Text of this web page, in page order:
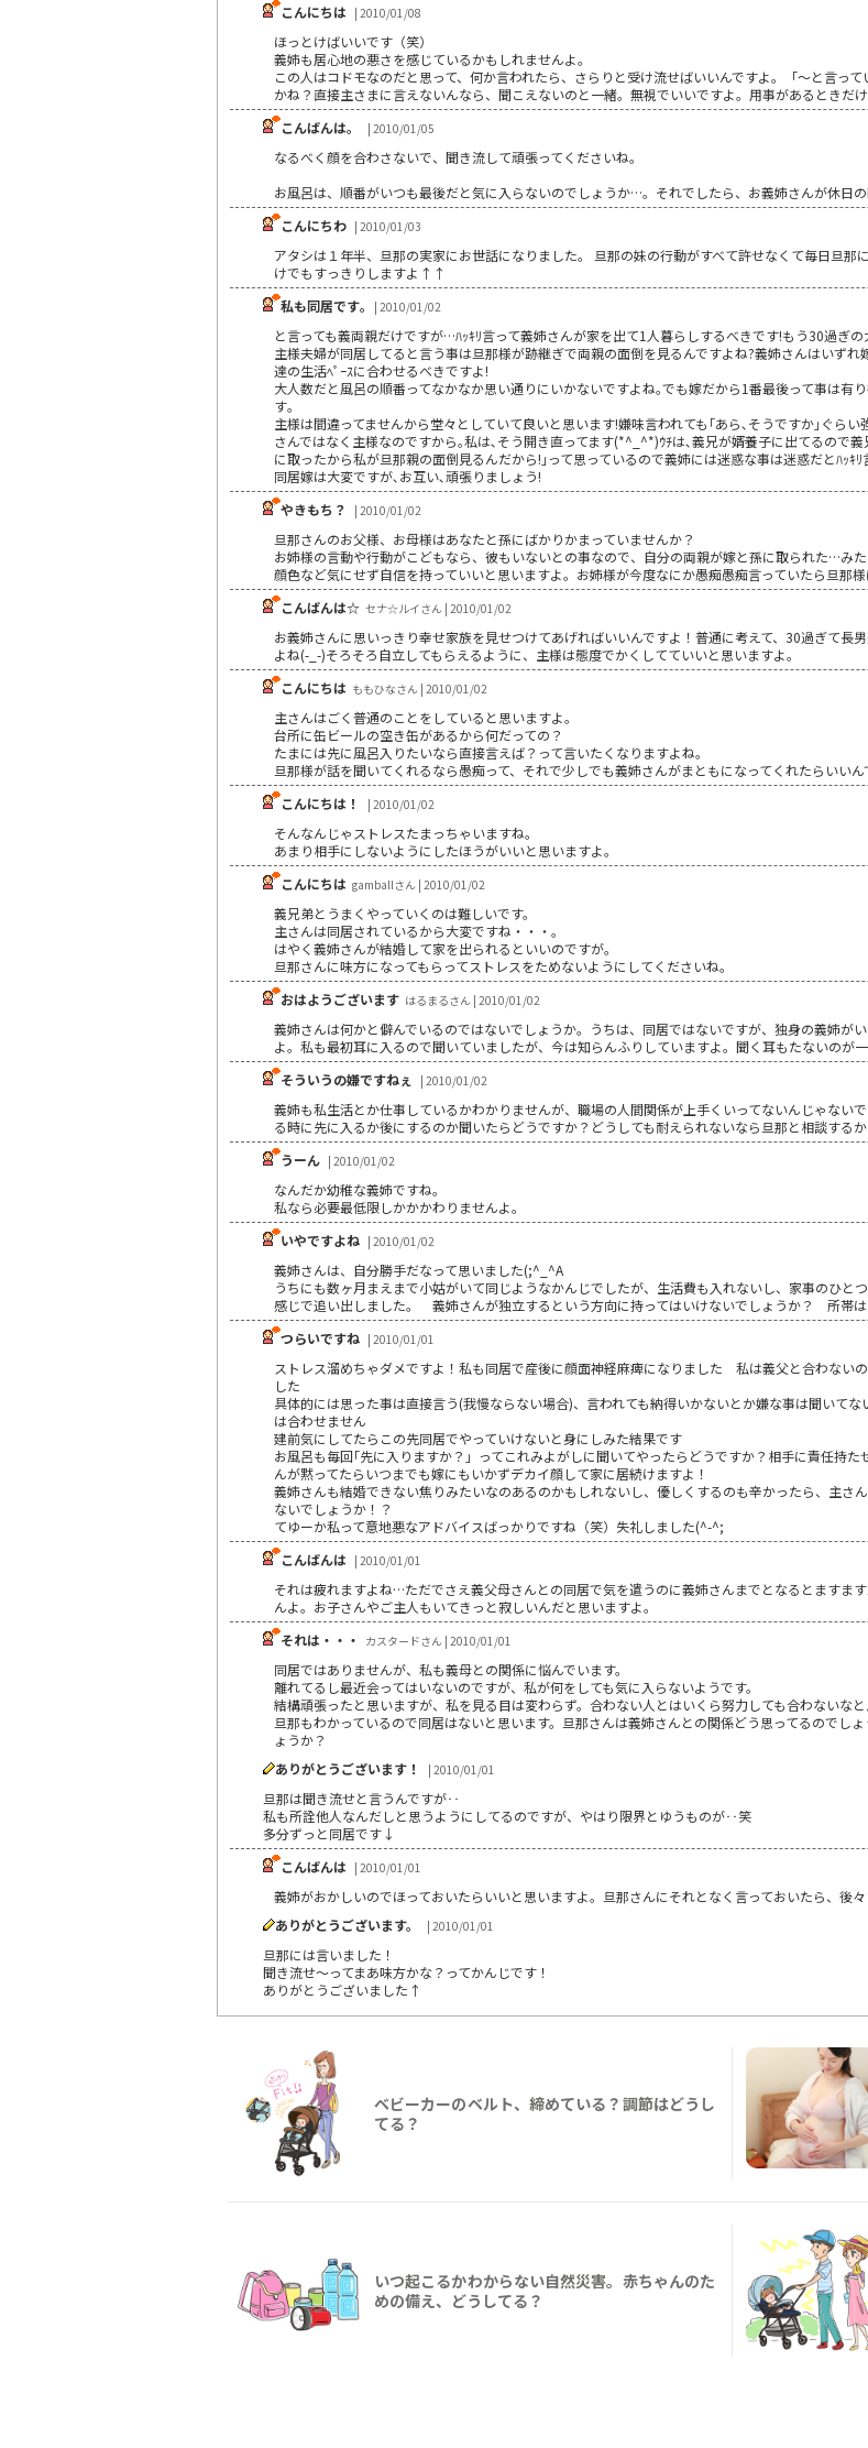
こんにちは | 2010/01/08
ほっとけばいいです（笑）
義姉も居心地の悪さを感じているかもしれませんよ。
この人はコドモなのだと思って、何か言われたら、さらりと受け流せばいいんですよ。「～と言っ
かね？直接主さまに言えないんなら、聞こえないのと一緒。無視でいいですよ。用事があるときだけ
こんばんは。
| 2010/01/05
なるべく顔を合わさないで、聞き流して頑張ってくださいね。
お風呂は、順番がいつも最後だと気に入らないのでしょうか…。それでしたら、お義姉さんが休日
こんにちわ | 2010/01/03
アタシは１年半、旦那の実家にお世話になりました。 旦那の妹の行動がすべて許せなくて毎日旦那
けでもすっきりしますよ↑↑
私も同居です｡
| 2010/01/02
と言っても義両親だけですが…ﾊｯｷﾘ言って義姉さんが家を出て1人暮らしするべきです!もう30過ぎ
主様夫婦が同居してると言う事は旦那様が跡継ぎで両親の面倒を見るんですよね?義姉さんはいず
達の生活ﾍﾟｰｽに合わせるべきですよ!
大人数だと風呂の順番ってなかなか思い通りにいかないですよね｡でも嫁だから1番最後って事は有
す｡
主様は間違ってませんから堂々としていて良いと思います!嫌味言われても｢あら､そうですか｣ぐら
さんではなく主様なのですから｡私は､そう開き直ってます(*^_^*)ｳﾁは､義兄が婿養子に出てるので
に取ったから私が旦那親の面倒見るんだから!｣って思っているので義姉には迷惑な事は迷惑だとﾊｯｷ
同居嫁は大変ですが､お互い､頑張りましょう!
やきもち？
| 2010/01/02
旦那さんのお父様、お母様はあなたと孫にばかりかまっていませんか？
お姉様の言動や行動がこどもなら、彼もいないとの事なので、自分の両親が嫁と孫に取られた…みた
顔色など気にせず自信を持っていいと思いますよ。お姉様が今度なにか愚痴愚痴言っていたら旦那
こんばんは☆ セナ☆ルイさん | 2010/01/02
お義姉さんに思いっきり幸せ家族を見せつけてあげればいいんですよ！普通に考えて、30過ぎて長
よね(-_-)そろそろ自立してもらえるように、主様は態度でかくしてていいと思いますよ。
こんにちは ももひなさん | 2010/01/02
主さんはごく普通のことをしていると思いますよ。
台所に缶ビールの空き缶があるから何だっての？
たまには先に風呂入りたいなら直接言えば？って言いたくなりますよね。
旦那様が話を聞いてくれるなら愚痴って、それで少しでも義姉さんがまともになってくれたらいいん
こんにちは！
| 2010/01/02
そんなんじゃストレスたまっちゃいますね。
あまり相手にしないようにしたほうがいいと思いますよ。
こんにちは gamballさん | 2010/01/02
義兄弟とうまくやっていくのは難しいです。
主さんは同居されているから大変ですね・・・。
はやく義姉さんが結婚して家を出られるといいのですが。
旦那さんに味方になってもらってストレスをためないようにしてくださいね。
おはようございます はるまるさん | 2010/01/02
義姉さんは何かと僻んでいるのではないでしょうか。うちは、同居ではないですが、独身の義姉が
よ。私も最初耳に入るので聞いていましたが、今は知らんふりしていますよ。聞く耳もたないのが一
そういうの嫌ですねぇ
| 2010/01/02
義姉も私生活とか仕事しているかわかりませんが、職場の人間関係が上手くいってないんじゃない
る時に先に入るか後にするのか聞いたらどうですか？どうしても耐えられないなら旦那と相談する
うーん | 2010/01/02
なんだか幼稚な義姉ですね。
私なら必要最低限しかかかわりませんよ。
いやですよね | 2010/01/02
義姉さんは、自分勝手だなって思いました(;^_^A
うちにも数ヶ月まえまで小姑がいて同じようなかんじでしたが、生活費も入れないし、家事のひと
感じで追い出しました。 義姉さんが独立するという方向に持ってはいけないでしょうか？ 所帯は
つらいですね | 2010/01/01
ストレス溜めちゃダメですよ！私も同居で産後に顔面神経麻痺になりました 私は義父と合わない
した
具体的には思った事は直接言う(我慢ならない場合)、言われても納得いかないとか嫌な事は聞いて
は合わせません
建前気にしてたらこの先同居でやっていけないと身にしみた結果です
お風呂も毎回｢先に入りますか？」ってこれみよがしに聞いてやったらどうですか？相手に責任持
んが黙ってたらいつまでも嫁にもいかずデカイ顔して家に居続けますよ！
義姉さんも結婚できない焦りみたいなのあるのかもしれないし、優しくするのも辛かったら、主さ
ないでしょうか！？
てゆーか私って意地悪なアドバイスばっかりですね（笑）失礼しました(^-^;
こんばんは | 2010/01/01
それは疲れますよね…ただでさえ義父母さんとの同居で気を遣うのに義姉さんまでとなるとますま
んよ。お子さんやご主人もいてきっと寂しいんだと思いますよ。
それは・・・
カスタードさん | 2010/01/01
同居ではありませんが、私も義母との関係に悩んでいます。
離れてるし最近会ってはいないのですが、私が何をしても気に入らないようです。
結構頑張ったと思いますが、私を見る目は変わらず。合わない人とはいくら努力しても合わないなと
旦那もわかっているので同居はないと思います。旦那さんは義姉さんとの関係どう思ってるのでし
ょうか？
ありがとうございます！
| 2010/01/01
旦那は聞き流せと言うんですが‥
私も所詮他人なんだしと思うようにしてるのですが、やはり限界とゆうものが‥笑
多分ずっと同居です↓
こんばんは | 2010/01/01
義姉がおかしいのでほっておいたらいいと思いますよ。旦那さんにそれとなく言っておいたら、後々
ありがとうございます。
| 2010/01/01
旦那には言いました！
聞き流せ～ってまあ味方かな？ってかんじです！
ありがとうございました↑
ベビーカーのベルト、締めている？調節はどうし
てる？
いつ起こるかわからない自然災害。赤ちゃんのた
めの備え、どうしてる？